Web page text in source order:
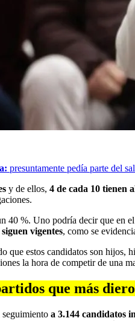
presuntamente pedía parte del
y de ellos, 4 de cada 10 tienen
40 %. Uno podría decir que en
vigentes, como se
que estos candidatos son hijos,
la hora de competir de una
que más
a 3.144 candidatos